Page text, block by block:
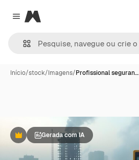
Close menu
Magnific
Início/stock/Imagens/Profissional seguran…
PremiumGerada com IA